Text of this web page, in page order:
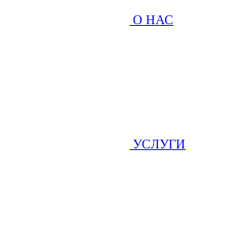
О НАС
УСЛУГИ